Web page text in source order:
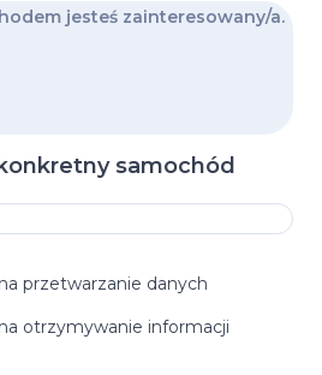
samochód
przetwarzanie danych
otrzymywanie informacji